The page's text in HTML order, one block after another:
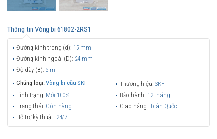
Thông tin Vòng bi 61802-2RS1
Đường kính trong (d): 15 mm
Đường kính ngoài (D): 24 mm
Độ dày (B): 5 mm
Chủng loại: Vòng bi cầu SKF Thương hiệu: SKF
Tình trạng: Mới 100% Bảo hành: 12 tháng
Trạng thái: Còn hàng Giao hàng: Toàn Quốc
Hỗ trợ kỹ thuật: 24/7